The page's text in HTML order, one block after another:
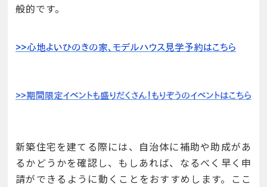
般的です。
新築住宅を建てる際には、自治体に補助や助成があ
るかどうかを確認し、もしあれば、なるべく早く申
請ができるように動くことをおすすめします。ここ